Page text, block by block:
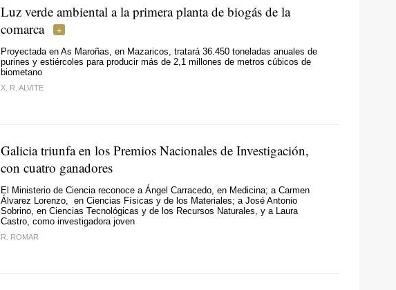
Luz verde ambiental a la primera planta de biogás de la
comarca
Proyectada en As Maroñas, en Mazaricos, tratará 36.450 toneladas anuales de
purines y estiércoles para producir más de 2,1 millones de metros cúbicos de
biometano
X. R. ALVITE
Galicia triunfa en los Premios Nacionales de Investigación,
con cuatro ganadores
El Ministerio de Ciencia reconoce a Ángel Carracedo, en Medicina; a Carmen
Álvarez Lorenzo, en Ciencias Físicas y de los Materiales; a José Antonio
Sobrino, en Ciencias Tecnológicas y de los Recursos Naturales, y a Laura
Castro, como investigadora joven
R. ROMAR